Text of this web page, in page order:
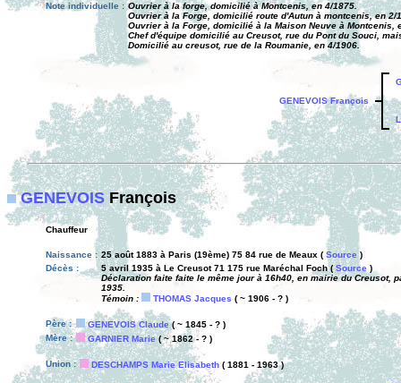
Note individuelle : Ouvrier à la forge, domicilié à Montcenis, en 4/1875.
Ouvrier à la Forge, domicilié route d'Autun à montcenis, en 2/
Ouvrier à la Forge, domicilié à la Maison Neuve à Montcenis,
Chef d'équipe domicilié au Creusot, rue du Pont du Souci,
Domicilié au creusot, rue de la Roumanie, en 4/1906.
GENEVOIS François
GENEVOISFrançois
Chauffeur
Naissance : 25 août 1883 à Paris (19ème) 75 84 rue de Meaux ( Source )
Décès :
5 avril 1935 à Le Creusot 71 175 rue Maréchal Foch (Source )
Déclaration faite faite le même jour à 16h40, en mairie du
1935.
Témoin :
THOMAS Jacques ( ~ 1906 - ? )
Père : GENEVOIS Claude( ~ 1845 - ? )
Mère :
GARNIER Marie( ~ 1862 - ? )
Union : DESCHAMPS Marie Elisabeth ( 1881 - 1963 )